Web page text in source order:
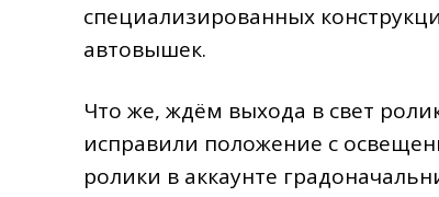
специализированных
автовышек.
Что же, ждём выхода в свет
исправили положение с
ролики в аккаунте